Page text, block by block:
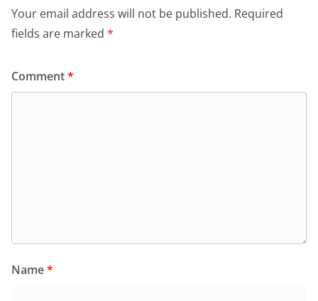
Your email address will not be published. Required
fields are marked *
Comment*
Name*